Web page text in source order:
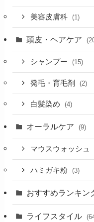
美容皮膚科 (1)
頭皮・ヘアケア
シャンプー (15)
発毛・育毛剤 (2)
白髪染め (4)
オーラルケア (9)
マウスウォッシュ
ハミガキ粉 (3)
おすすめランキン
ライフスタイル